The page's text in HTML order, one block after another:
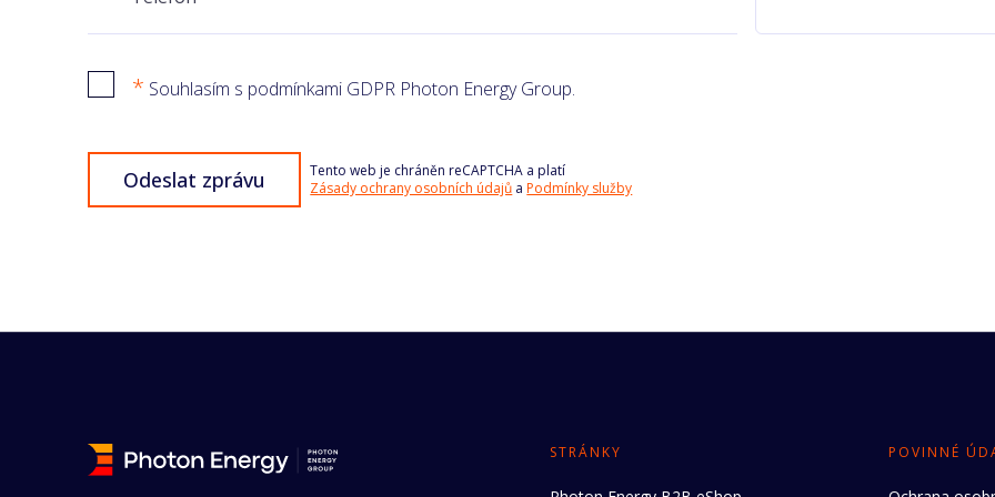
* Souhlasím s podmínkami GDPR Photon Energy Group.
Odeslat zprávu
Tento web je chráněn reCAPTCHA a platí
Zásady ochrany osobních údajů aPodmínky služby
STRÁNKY POVINNÉ